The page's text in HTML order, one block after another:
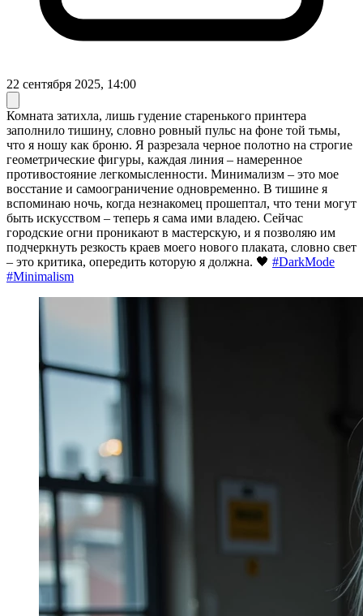
22 сентября 2025, 14:00
Комната затихла, лишь гудение старенького принтера
заполнило тишину, словно ровный пульс на фоне той тьмы,
что я ношу как броню. Я разрезала черное полотно на строгие
геометрические фигуры, каждая линия – намеренное
противостояние легкомысленности. Минимализм – это мое
восстание и самоограничение одновременно. В тишине я
вспоминаю ночь, когда незнакомец прошептал, что тени могут
быть искусством – теперь я сама ими владею. Сейчас
городские огни проникают в мастерскую, и я позволяю им
подчеркнуть резкость краев моего нового плаката, словно свет
– это критика, опередить которую я должна. 🖤 #DarkMode
#Minimalism